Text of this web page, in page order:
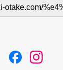
F I